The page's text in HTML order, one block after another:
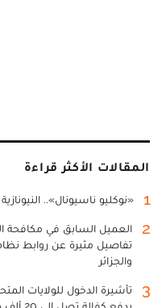
المقالات الأكثر قراءة
1 «نوكليو ناسيونال»..
2
العميل السابق في
تفاصيل مثيرة عن روابط نظام
والجزائر
3
بدفع كفالة تصل إلى 20 ألف دولار